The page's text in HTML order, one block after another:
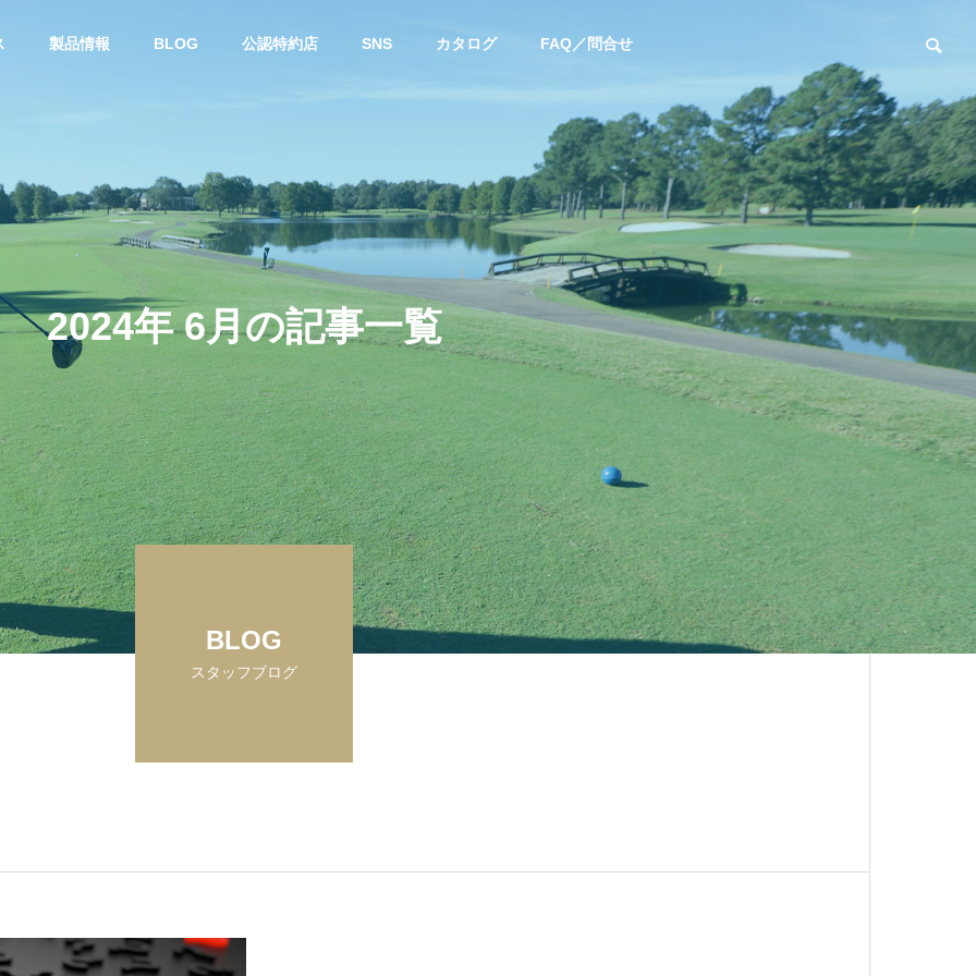
製品情報 BLOG 公認特約店 SNS カタログ FAQ／問合せ
ジョージア州で開催
メジャーツアーにおい
シャフト使用
連続で優勝
DynamicGold 115 に 限定 “桜”
モデル『Dynamic Gold 115 Tou
r Issue SAKURA』
ユーチューブ
【YouTube】阿部桃子選手と対
決！カリスマフィッター吉田智
によるSteelFiber対決シリーズ第
四弾
お知らせ
新年あけまし
います
2024年 6月の記事一覧
BLOG
スタッフブログ